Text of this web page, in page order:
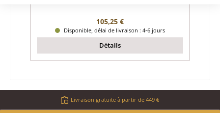
Prix régulier :
105,25 €
Disponible, délai de livraison : 4-6 jours
Détails
Livraison gratuite à partir de 449 €